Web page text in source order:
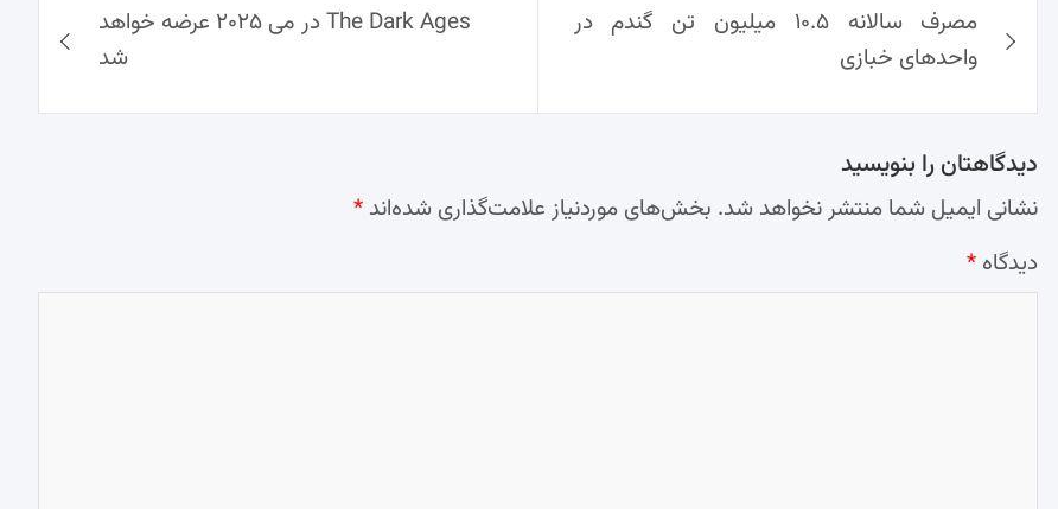
نوشته‌ها
مصرف سالانه ۱۰.۵ میلیون تن گندم در
واحد‌های خبازی
The Dark Ages در می ۲۰۲۵ عرضه خواهد
شد
دیدگاهتان را بنویسید
نشانی ایمیل شما منتشر نخواهد شد. بخش‌های موردنیاز علامت‌گذاری شده‌اند *
دیدگاه *